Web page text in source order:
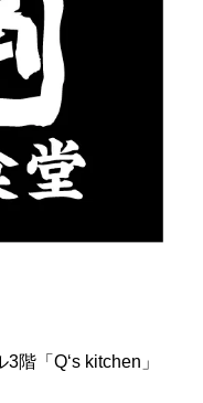
「Q‘s kitchen」